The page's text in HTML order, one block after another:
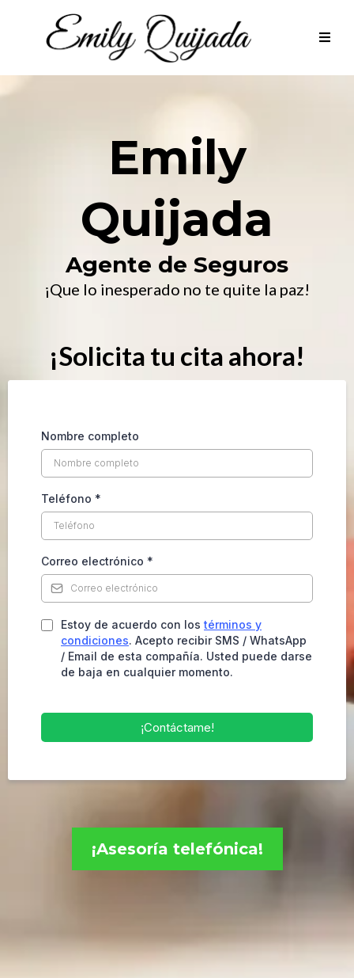
Emily
Quijada
Agente de Seguros
¡Que lo inesperado no te quite la paz!
¡Solicita tu cita ahora!
Nombre completo
Teléfono *
Correo electrónico *
Estoy de acuerdo con los términos y
condiciones. Acepto recibir SMS / WhatsApp
/ Email de esta compañía. Usted puede darse
de baja en cualquier momento.
¡Contáctame!
¡Asesoría telefónica!